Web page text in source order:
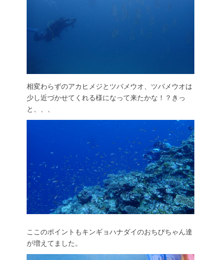
相変わらずのアカヒメジとツバメウオ、ツバメウオは
少し近づかせてくれる様になって来たかな！？きっ
と、、、
ここのポイントもキンギョハナダイのおちびちゃん達
が増えてました。